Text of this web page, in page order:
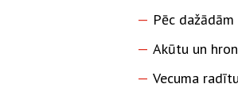
Pēc
Akūtu un
Vecuma